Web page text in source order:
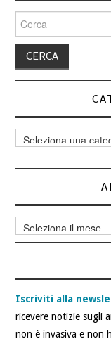
Cerca
per:
Categorie
articoli
Archivi
articoli
Iscriviti alla
ricevere notizie sugli
non è invasiva e non